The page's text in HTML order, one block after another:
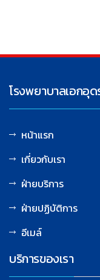
โรงพยาบาลเอกอุด
หน้าแรก
เกี่ยวกับเรา
ฝ่ายบริการ
ฝ่ายปฏิบัติการ
อีเมล์
บริการของเรา